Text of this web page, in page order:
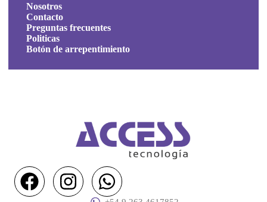
Nosotros
Contacto
Preguntas frecuentes
Politicas
Botón de arrepentimiento